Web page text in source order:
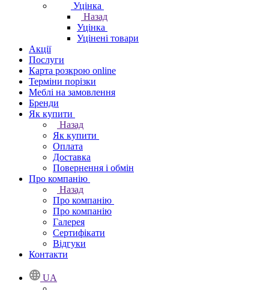
Уцінка
Назад
Уцінка
Уцінені товари
Акції
Послуги
Карта розкрою online
Терміни порізки
Меблі на замовлення
Бренди
Як купити
Назад
Як купити
Оплата
Доставка
Повернення і обмін
Про компанію
Назад
Про компанію
Про компанію
Галерея
Сертифікати
Відгуки
Контакти
UA